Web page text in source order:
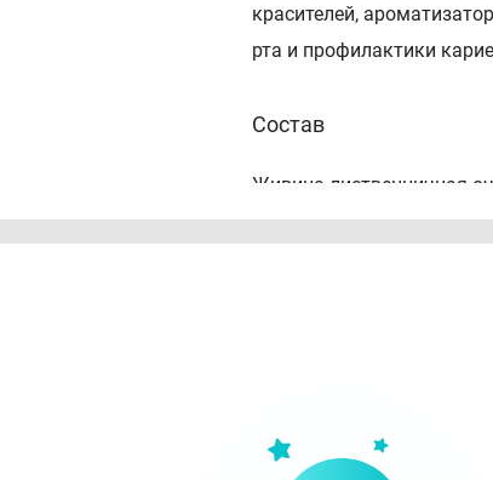
красителей,
рта и профилактики
Состав
Живица лиственничная
Укрепление десен и